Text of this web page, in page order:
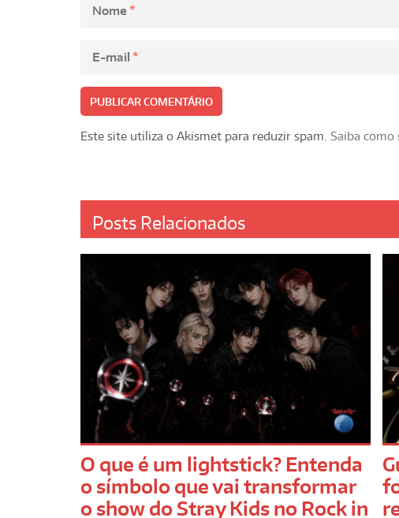
Nome *
E-mail *
Este site utiliza o Akismet para reduzir spam. Saiba como
Posts Relacionados
O que é um lightstick? Entenda
o símbolo que vai transformar
o show do Stray Kids no Rock in